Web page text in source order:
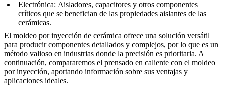
Electrónica: Aisladores, capacitores y otros componentes
críticos que se benefician de las propiedades aislantes de las
cerámicas.
El moldeo por inyección de cerámica ofrece una solución versátil
para producir componentes detallados y complejos, por lo que es un
método valioso en industrias donde la precisión es prioritaria. A
continuación, compararemos el prensado en caliente con el moldeo
por inyección, aportando información sobre sus ventajas y
aplicaciones ideales.